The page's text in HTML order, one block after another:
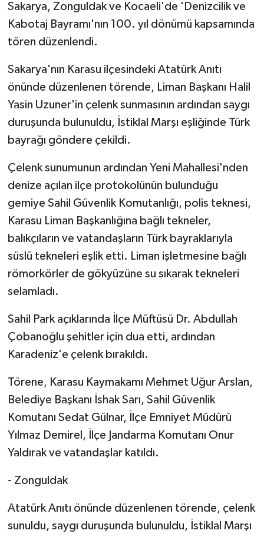
Sakarya, Zonguldak ve Kocaeli'de 'Denizcilik ve
Kabotaj Bayramı'nın 100. yıl dönümü kapsamında
tören düzenlendi.
Sakarya'nın Karasu ilçesindeki Atatürk Anıtı
önünde düzenlenen törende, Liman Başkanı Halil
Yasin Uzuner'in çelenk sunmasının ardından saygı
duruşunda bulunuldu, İstiklal Marşı eşliğinde Türk
bayrağı göndere çekildi.
Çelenk sunumunun ardından Yeni Mahallesi'nden
denize açılan ilçe protokolünün bulunduğu
gemiye Sahil Güvenlik Komutanlığı, polis teknesi,
Karasu Liman Başkanlığına bağlı tekneler,
balıkçıların ve vatandaşların Türk bayraklarıyla
süslü tekneleri eşlik etti. Liman işletmesine bağlı
römorkörler de gökyüzüne su sıkarak tekneleri
selamladı.
Sahil Park açıklarında İlçe Müftüsü Dr. Abdullah
Çobanoğlu şehitler için dua etti, ardından
Karadeniz'e çelenk bırakıldı.
Törene, Karasu Kaymakamı Mehmet Uğur Arslan,
Belediye Başkanı İshak Sarı, Sahil Güvenlik
Komutanı Sedat Gülnar, İlçe Emniyet Müdürü
Yılmaz Demirel, İlçe Jandarma Komutanı Onur
Yaldırak ve vatandaşlar katıldı.
- Zonguldak
Atatürk Anıtı önünde düzenlenen törende, çelenk
sunuldu, saygı duruşunda bulunuldu, İstiklal Marşı